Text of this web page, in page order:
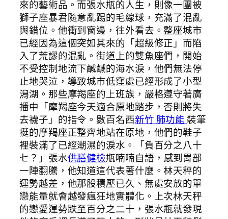
來的藝術品。而張水瓶的人生，則像一團被
獅子座暴君隨意亂踢的毛線球，充滿了混亂
與錯位。他衝到窗邊，往外看去。整座城市
已經因為這個突如其來的「超級修正」而陷
入了荒謬的混亂。街道上的雙魚座們，開始
不受控制地流下鹹鹹的海水淚，他們無法停
止地哭泣，導致城市低窪處已經形成了小型
潟湖。那些摩羯座的上班族，嚴格遵守著廣
播中「摩羯座今天適合原地踏步，否則將失
去襪子」的指令。數百名西新竹 肺功能裝筆
挺的摩羯座正整齊地站在原地，他們的鞋子
裡裝滿了已經潮濕的淚水。「負百分之八十
七？」張水供膳健檢瓶喃喃自語，感到胃部
一陣翻騰，他知道這代表著什麼。林天秤的
運勢越差，他那股積壓已久、無處安放的單
戀能量就會越發瘋狂地實體化。上次林天秤
的戀愛運勢跌至百分之二十，張水瓶就發現